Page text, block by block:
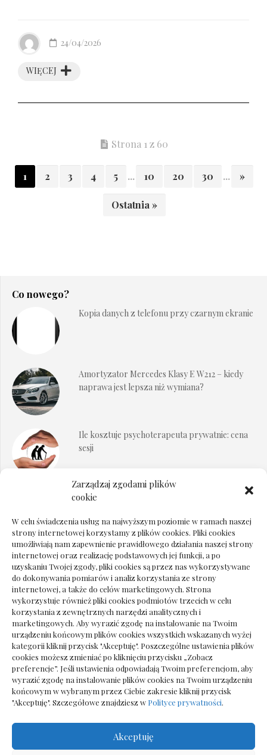
Zarządzaj zgodami plików
cookie
W celu świadczenia usług na najwyższym poziomie w ramach naszej
strony internetowej korzystamy z plików cookies. Pliki cookies
umożliwiają nam zapewnienie prawidłowego działania naszej strony
internetowej oraz realizację podstawowych jej funkcji, a po
uzyskaniu Twojej zgody, pliki cookies są przez nas wykorzystywane
do dokonywania pomiarów i analiz korzystania ze strony
internetowej, a także do celów marketingowych. Strona
wykorzystuje również pliki cookies podmiotów trzecich w celu
korzystania z zewnętrznych narzędzi analitycznych i
marketingowych. Aby wyrazić zgodę na instalowanie na Twoim
urządzeniu końcowym plików cookies wszystkich wskazanych wyżej
kategorii kliknij przycisk "Akceptuję". Poszczególne ustawienia plików
cookies możesz zmieniać po kliknięciu przycisku „Zobacz
preferencje”. Jeśli ustawienia odpowiadają Twoim preferencjom, aby
wyrazić zgodę na instalowanie plików cookies na Twoim urządzeniu
końcowym w wybranym przez Ciebie zakresie kliknij przycisk
"Akceptuję". Szczegółowe znajdziesz w Polityce prywatności.
Akceptuję
WIĘCEJ
24/04/2026
Strona 1 z 60
1 2 3 4 5 ... 10 20 30 ... »
Ostatnia »
Co nowego?
Kopia danych z telefonu przy czarnym ekranie
Amortyzator Mercedes Klasy E W212 – kiedy
naprawa jest lepsza niż wymiana?
Ile kosztuje psychoterapeuta prywatnie: cena
sesji
Dokumenty do odbioru przy zmianie biura
Deska podłogowa do salonu: jak wybrać bez
pośpiechu